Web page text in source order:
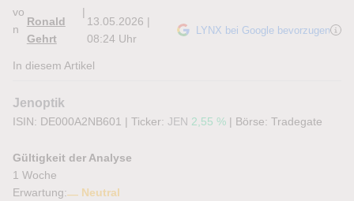
vo
n
Ronald
Gehrt
|
13.05.2026 |
08:24 Uhr
LYNX bei Google bevorzugen
In diesem Artikel
Jenoptik
ISIN: DE000A2NB601 | Ticker: JEN 2,55 % | Börse: Tradegate
Gültigkeit der Analyse
1 Woche
Erwartung:
Neutral